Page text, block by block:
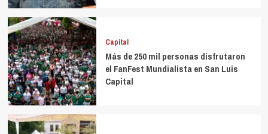
Capital
Más de 250 mil personas disfrutaron
el FanFest Mundialista en San Luis
Capital